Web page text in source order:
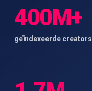
400M+
geïndexeerde creators